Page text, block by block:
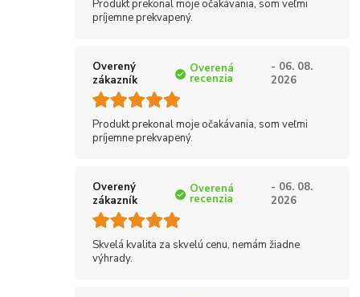
Produkt prekonal moje očakávania, som veľmi
príjemne prekvapený.
Overený
zákazník
Overená
recenzia
- 06. 08.
2026
Produkt prekonal moje očakávania, som veľmi
príjemne prekvapený.
Overený
zákazník
Overená
recenzia
- 06. 08.
2026
Skvelá kvalita za skvelú cenu, nemám žiadne
výhrady.